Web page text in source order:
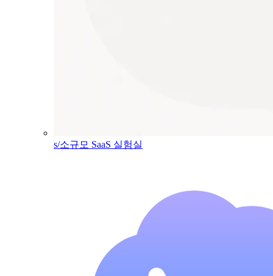
s/소규모 SaaS 실험실